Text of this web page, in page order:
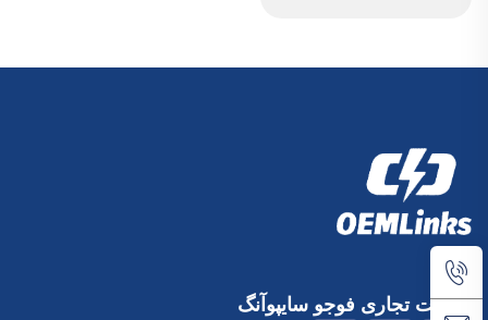
شرکت تجاری فوجو سایپوآنگ